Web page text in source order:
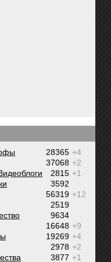
+4
28365
+2
37068
+1
2815
3592
+12
56319
2519
9634
+9
16648
+4
19269
+2
2978
+1
3877